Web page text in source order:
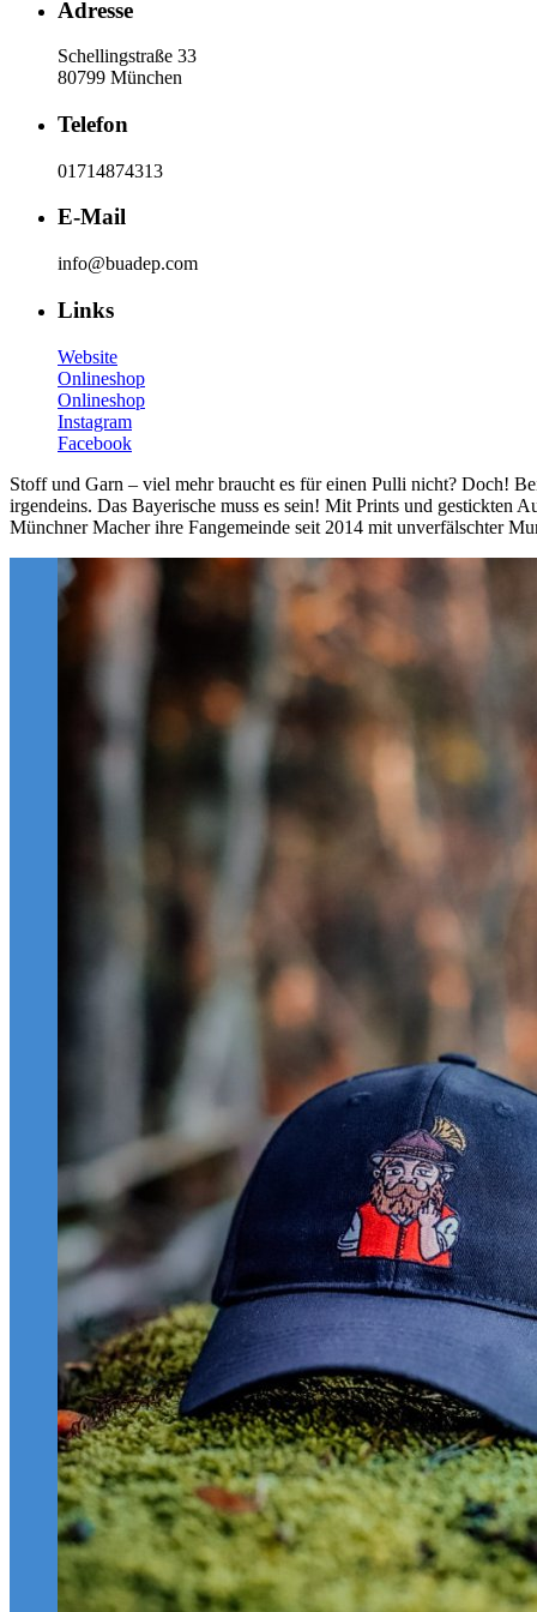
Adresse
Schellingstraße 33
80799 München
Telefon
01714874313
E-Mail
info@buadep.com
Links
Website
Onlineshop
Onlineshop
Instagram
Facebook
Stoff und Garn – viel mehr braucht es für einen Pulli nicht? Doch!
irgendeins. Das Bayerische muss es sein! Mit Prints und gestickten
Münchner Macher ihre Fangemeinde seit 2014 mit unverfälschter